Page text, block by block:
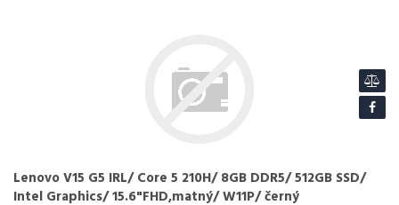
Lenovo V15 G5 IRL/ Core 5 210H/ 8GB DDR5/ 512GB SSD/
Intel Graphics/ 15.6"FHD,matný/ W11P/ černý